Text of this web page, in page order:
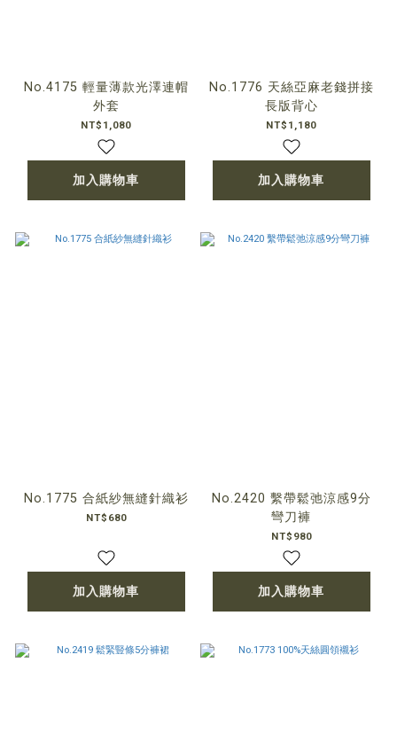
No.4175 輕量薄款光澤連帽
外套
NT$1,080
加入購物車
No.1776 天絲亞麻老錢拼接
長版背心
NT$1,180
加入購物車
No.1775 合紙紗無縫針織衫
NT$680
加入購物車
No.2420 繫帶鬆弛涼感9分
彎刀褲
NT$980
加入購物車